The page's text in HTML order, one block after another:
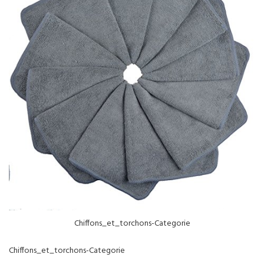
BOUTIQUE
QUI SOMMES-NOUS
CONTACTEZ NOUS
Chiffons_et_torchons-Categorie
Chiffons_et_torchons-Categorie